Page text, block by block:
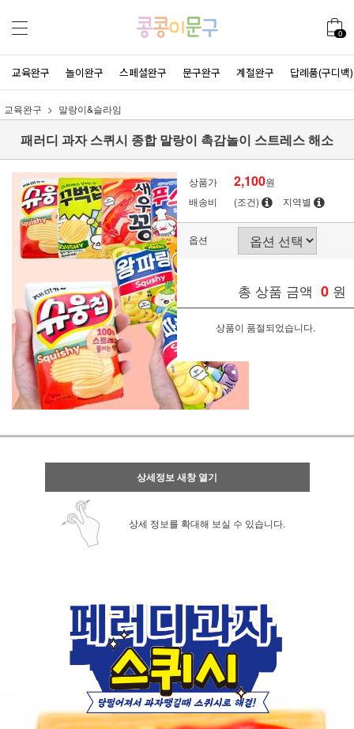
0
교육완구 놀이완구 스페셜완구 문구완구 계절완구 답례품(구디백)
교육완구 말랑이&슬라임
패러디 과자 스퀴시 종합 말랑이 촉감놀이 스트레스 해소
상품가 2,100원
배송비
(조건) 지역별
옵션
총 상품 금액 0 원
상품이 품절되었습니다.
상세정보 새창 열기
상세 정보를 확대해 보실 수 있습니다.